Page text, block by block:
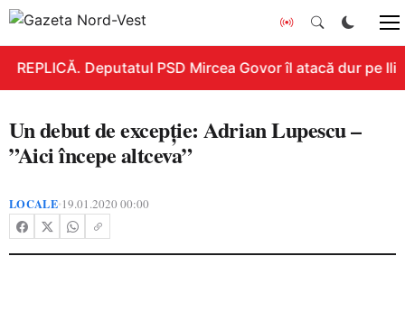
REPLICĂ. Deputatul PSD Mircea Govor îl atacă dur pe
Un debut de excepție: Adrian Lupescu –
”Aici începe altceva”
LOCALE•19.01.2020 00:00